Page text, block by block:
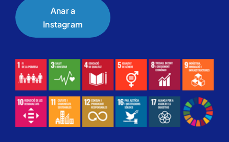
Anar a
Instagram